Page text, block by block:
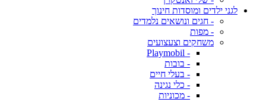
לגני ילדים ומוסדות חינוך
- חגים ונושאים נלמדים
- מפות
משחקים וצעצועים
- Playmobil
- בובות
- בעלי חיים
- כלי נגינה
- מכוניות